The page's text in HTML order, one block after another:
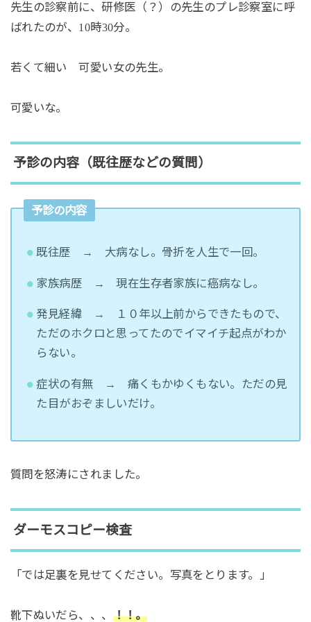
先生の診察前に、研修医（？）の先生のプレ診察室に呼
ばれたのが、 10時30分。
若くて細い 可愛い女の先生。
可愛いな。
予診の内容（既往歴などの質問）
予診の内容
既往歴 → 大病なし。骨折を人生で一回。
家族病歴 → 現在生存者家族に癌病なし。
発見経緯 → １０年以上前からできたもので、
ただのホクロと思ってたのでイマイチ起点がわか
らない。
症状の有無 → 痛くもかゆくもない。ただの見
た目がおぞましいだけ。
質問を怒涛にされました。
ダーモスコピー検査
「では足裏を見せてください。写真をとります。」
靴下ぬいだら、、、 ！！。